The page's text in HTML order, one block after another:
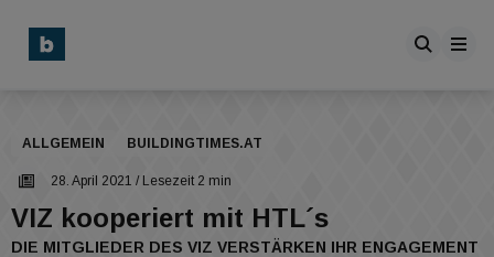
ALLGEMEIN BUILDINGTIMES.AT
28. April 2021 / Lesezeit 2 min
VIZ kooperiert mit HTL´s
DIE MITGLIEDER DES VIZ VERSTÄRKEN IHR ENGAGEMENT